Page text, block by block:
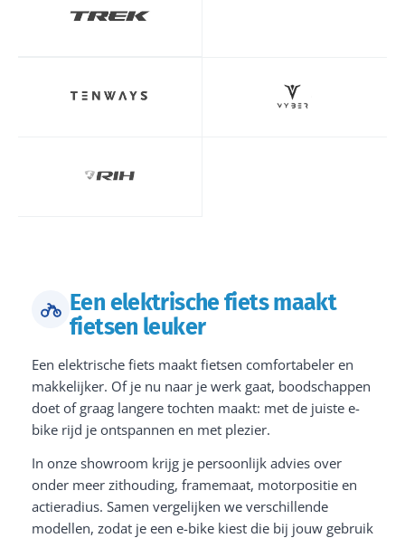
Een elektrische fiets maakt
fietsen leuker
Een elektrische fiets maakt fietsen comfortabeler en
makkelijker. Of je nu naar je werk gaat, boodschappen
doet of graag langere tochten maakt: met de juiste e-
bike rijd je ontspannen en met plezier.
In onze showroom krijg je persoonlijk advies over
onder meer zithouding, framemaat, motorpositie en
actieradius. Samen vergelijken we verschillende
modellen, zodat je een e-bike kiest die bij jouw gebruik